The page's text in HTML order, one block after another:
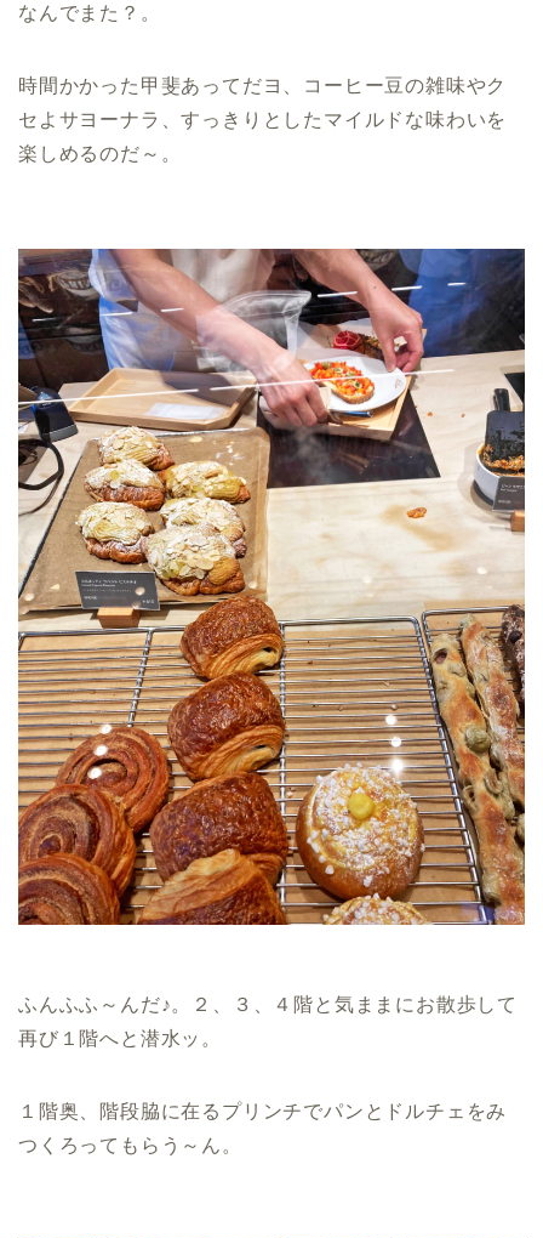
なんでまた？。
時間かかった甲斐あってだヨ、コーヒー豆の雑味やク
セよサヨーナラ、すっきりとしたマイルドな味わいを
楽しめるのだ～。
ふんふふ～んだ♪。２、３、４階と気ままにお散歩して
再び１階へと潜水ッ。
１階奥、階段脇に在るプリンチでパンとドルチェをみ
つくろってもらう～ん。